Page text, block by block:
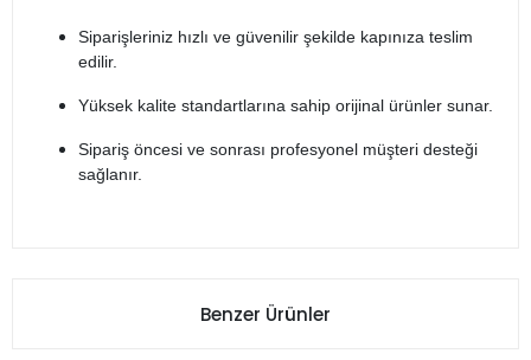
Siparişleriniz hızlı ve güvenilir şekilde kapınıza teslim
edilir.
Yüksek kalite standartlarına sahip orijinal ürünler sunar.
Sipariş öncesi ve sonrası profesyonel müşteri desteği
sağlanır.
Benzer Ürünler